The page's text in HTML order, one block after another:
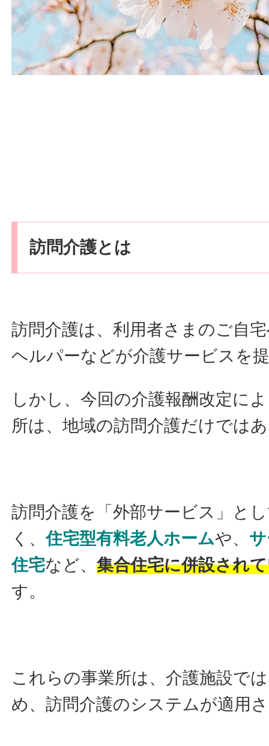
訪問介護とは
訪問介護は、利用者さまのご自
ヘルパーなどが介護サービスを
しかし、今回の介護報酬改定に
所は、地域の訪問介護だけでは
訪問介護を「外部サービス」と
く、住宅型有料老人ホームや、
住宅など、集合住宅に併設され
す。
これらの事業所は、介護施設で
め、訪問介護のシステムが適用